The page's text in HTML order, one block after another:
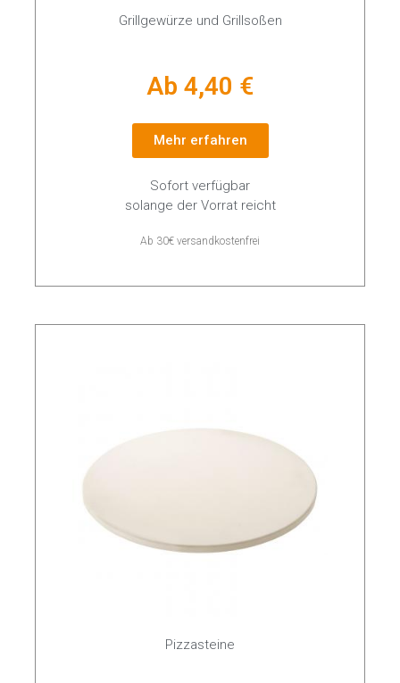
Grillgewürze und Grillsoßen
Ab 4,40 €
Mehr erfahren
Sofort verfügbar
solange der Vorrat reicht
Ab 30€ versandkostenfrei
Pizzasteine